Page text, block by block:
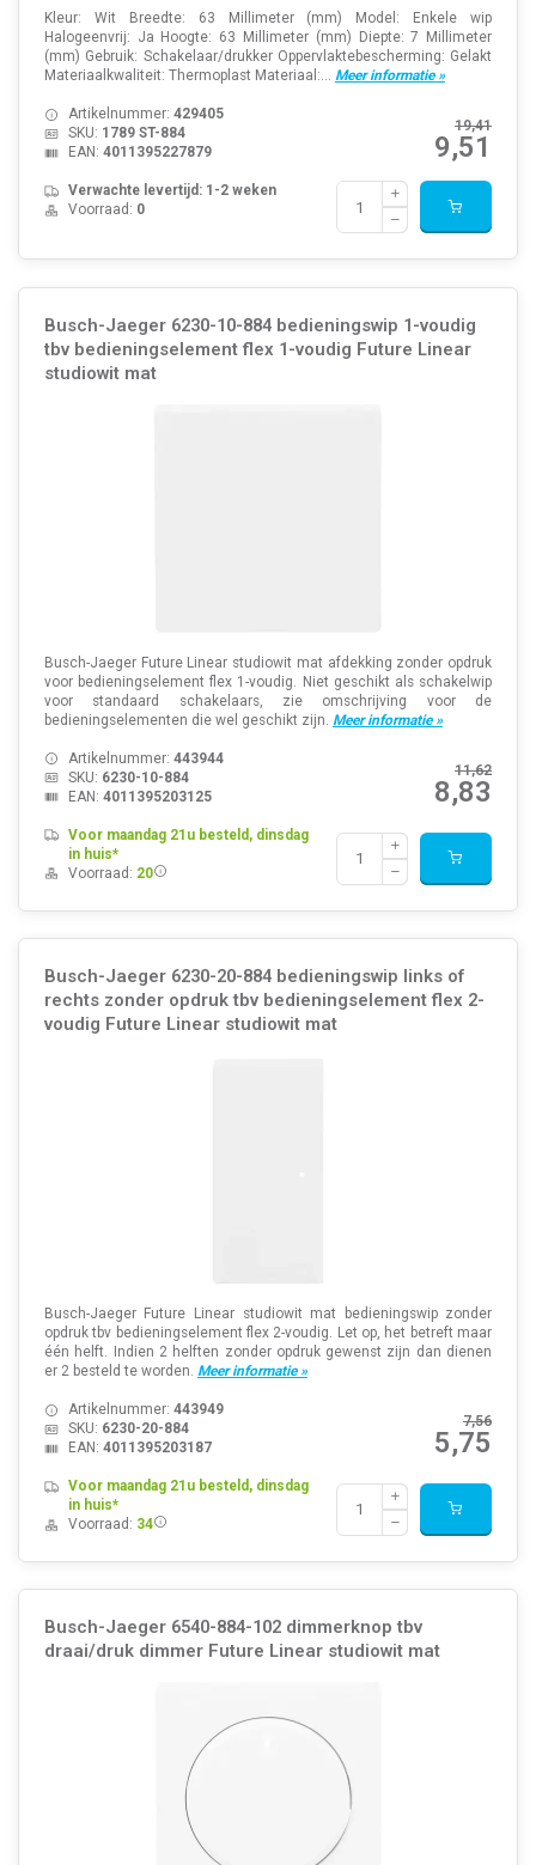
Kleur: Wit Breedte: 63 Millimeter (mm) Model: Enkele wip
Halogeenvrij: Ja Hoogte: 63 Millimeter (mm) Diepte: 7 Millimeter
(mm) Gebruik: Schakelaar/drukker Oppervlaktebescherming: Gelakt
Materiaalkwaliteit: Thermoplast Materiaal:... Meer informatie »
19,41
9,51
Artikelnummer: 429405
SKU: 1789 ST-884
EAN: 4011395227879
Verwachte levertijd: 1-2 weken
Voorraad: 0
Busch-Jaeger 6230-10-884 bedieningswip 1-voudig
tbv bedieningselement flex 1-voudig Future Linear
studiowit mat
Busch-Jaeger Future Linear studiowit mat afdekking zonder opdruk
voor bedieningselement flex 1-voudig. Niet geschikt als schakelwip
voor standaard schakelaars, zie omschrijving voor de
bedieningselementen die wel geschikt zijn. Meer informatie »
11,62
8,83
Artikelnummer: 443944
SKU: 6230-10-884
EAN: 4011395203125
Voor maandag 21u besteld, dinsdag
in huis*
Voorraad: 20
Busch-Jaeger 6230-20-884 bedieningswip links of
rechts zonder opdruk tbv bedieningselement flex 2-
voudig Future Linear studiowit mat
Busch-Jaeger Future Linear studiowit mat bedieningswip zonder
opdruk tbv bedieningselement flex 2-voudig. Let op, het betreft maar
één helft. Indien 2 helften zonder opdruk gewenst zijn dan dienen
er 2 besteld te worden. Meer informatie »
7,56
5,75
Artikelnummer: 443949
SKU: 6230-20-884
EAN: 4011395203187
Voor maandag 21u besteld, dinsdag
in huis*
Voorraad: 34
Busch-Jaeger 6540-884-102 dimmerknop tbv
draai/druk dimmer Future Linear studiowit mat